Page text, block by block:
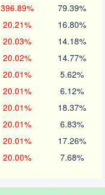
396.89% 79.39%
20.21% 16.80%
20.03% 14.18%
20.02% 14.77%
20.01% 5.62%
20.01% 6.12%
20.01% 18.37%
20.01% 6.83%
20.01% 17.26%
20.00% 7.68%